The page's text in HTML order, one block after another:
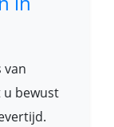
van
u bewust